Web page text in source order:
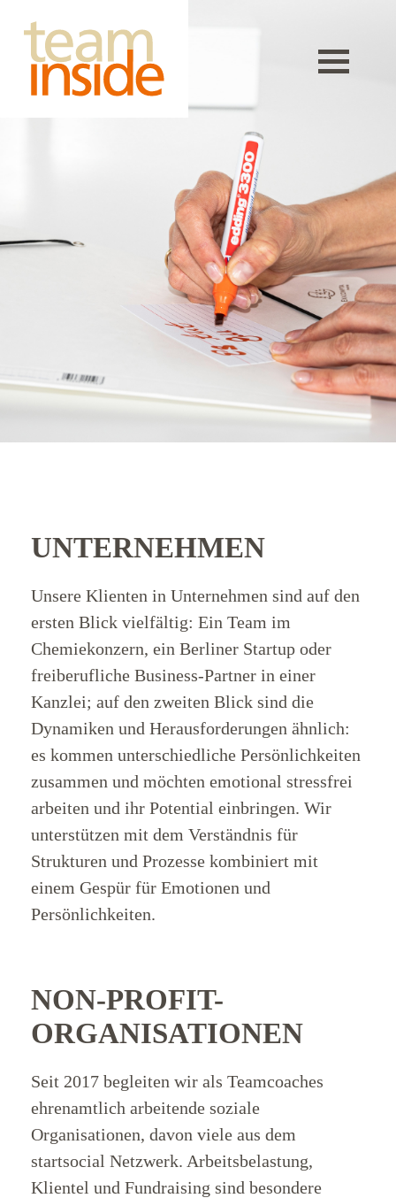
Wer
wir
sind
Was
wir
machen
wir
arbeiten
Kontakt
UNTERNEHMEN
Unsere Klienten in Unternehmen sind auf den
ersten Blick vielfältig: Ein Team im
Chemiekonzern, ein Berliner Startup oder
freiberufliche Business-Partner in einer
Kanzlei; auf den zweiten Blick sind die
Dynamiken und Herausforderungen ähnlich:
es kommen unterschiedliche Persönlichkeiten
zusammen und möchten emotional stressfrei
arbeiten und ihr Potential einbringen. Wir
unterstützen mit dem Verständnis für
Strukturen und Prozesse kombiniert mit
einem Gespür für Emotionen und
Persönlichkeiten.
NON-PROFIT-
ORGANISATIONEN
Seit 2017 begleiten wir als Teamcoaches
ehrenamtlich arbeitende soziale
Organisationen, davon viele aus dem
startsocial Netzwerk. Arbeitsbelastung,
Klientel und Fundraising sind besondere